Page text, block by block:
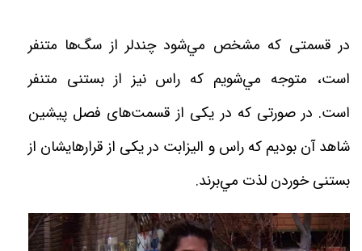
در قسمتى كه مشخص مي‌شود چندلر از سگ‌ها متنفر
است، متوجه مي‌شويم كه راس نیز از بستنى متنفر
است. در صورتى كه در يكى از قسمت‌هاى فصل پيشين
شاهد آن بوديم كه راس و اليزابت در يكى از قرارهايشان از
بستنى خوردن لذت مي‌برند.